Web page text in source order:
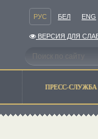
РУС БЕЛ ENG
ВЕРСИЯ ДЛЯ
ПРЕСС-СЛУЖБА